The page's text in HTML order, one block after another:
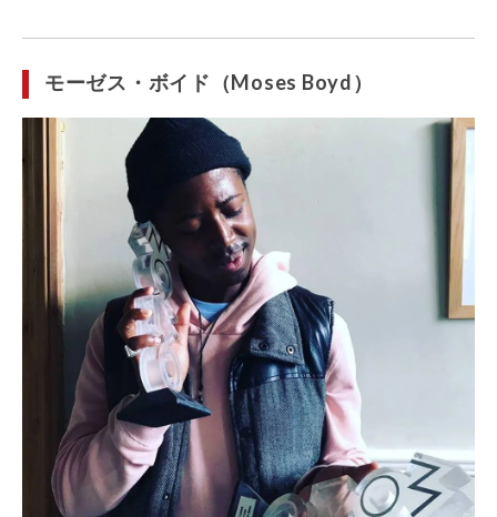
モーゼス・ボイド（Moses Boyd）